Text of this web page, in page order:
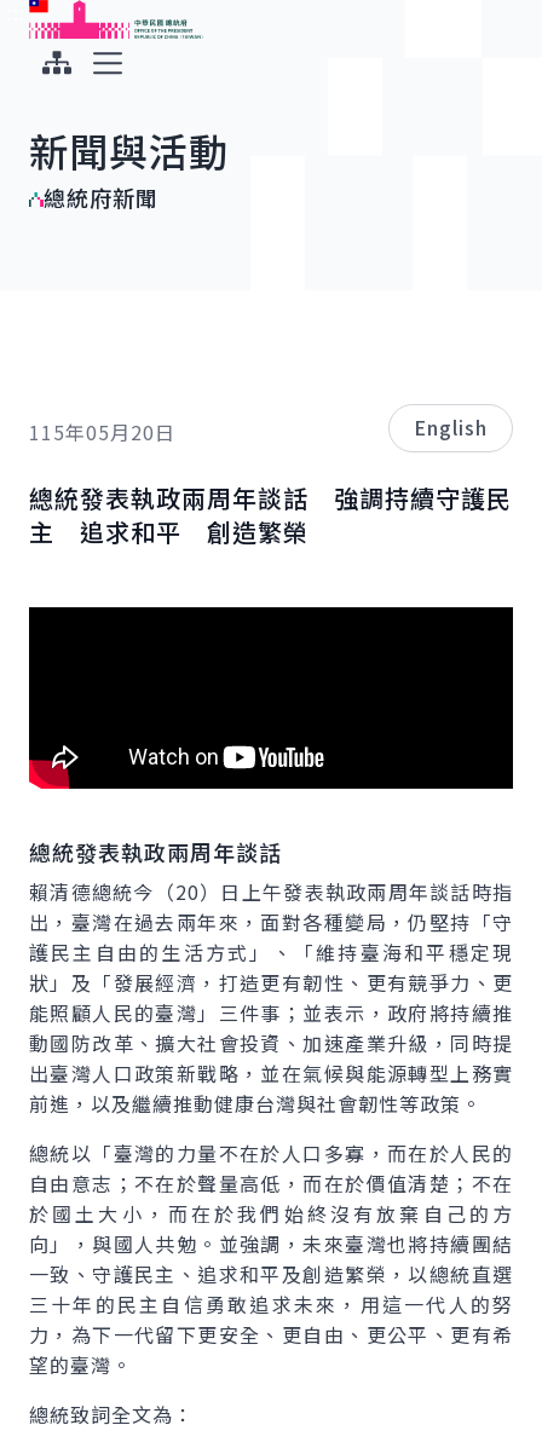
跳到主要內容
中華民國總統府
新聞與活動
總統府新聞
115年05月20日 English
總統發表執政兩周年談話 強調持續守護民
主 追求和平 創造繁榮
總統發表執政兩周年談話
賴清德總統今（20）日上午發表執政兩周年談話時指
出，臺灣在過去兩年來，面對各種變局，仍堅持「守
護民主自由的生活方式」、「維持臺海和平穩定現
狀」及「發展經濟，打造更有韌性、更有競爭力、更
能照顧人民的臺灣」三件事；並表示，政府將持續推
動國防改革、擴大社會投資、加速產業升級，同時提
出臺灣人口政策新戰略，並在氣候與能源轉型上務實
前進，以及繼續推動健康台灣與社會韌性等政策。
總統以「臺灣的力量不在於人口多寡，而在於人民的
自由意志；不在於聲量高低，而在於價值清楚；不在
於國土大小，而在於我們始終沒有放棄自己的方
向」，與國人共勉。並強調，未來臺灣也將持續團結
一致、守護民主、追求和平及創造繁榮，以總統直選
三十年的民主自信勇敢追求未來，用這一代人的努
力，為下一代留下更安全、更自由、更公平、更有希
望的臺灣。
總統致詞全文為：